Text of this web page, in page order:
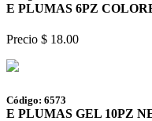
E PLUMAS 6PZ
Precio $ 18.00
Código: 6573
E PLUMAS GEL 10PZ